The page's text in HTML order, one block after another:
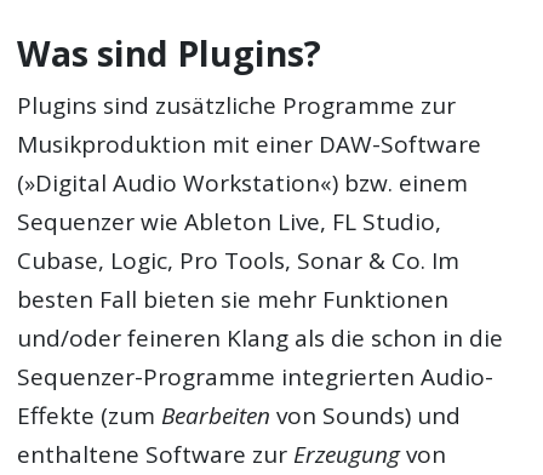
Was sind Plugins?
Plugins sind zusätzliche Programme zur
Musikproduktion mit einer DAW-Software
(»Digital Audio Workstation«) bzw. einem
Sequenzer wie Ableton Live, FL Studio,
Cubase, Logic, Pro Tools, Sonar & Co. Im
besten Fall bieten sie mehr Funktionen
und/oder feineren Klang als die schon in die
Sequenzer-Programme integrierten Audio-
Effekte (zum Bearbeiten von Sounds) und
enthaltene Software zur Erzeugungvon